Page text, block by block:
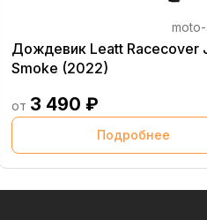
Дождевик Leatt Racecover
Smoke (2022)
от 3 490 ₽
Подробнее